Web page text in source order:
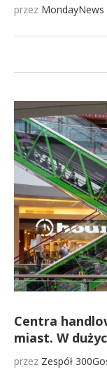
przez MondayNews
Centra
miast. W
przez Zespół